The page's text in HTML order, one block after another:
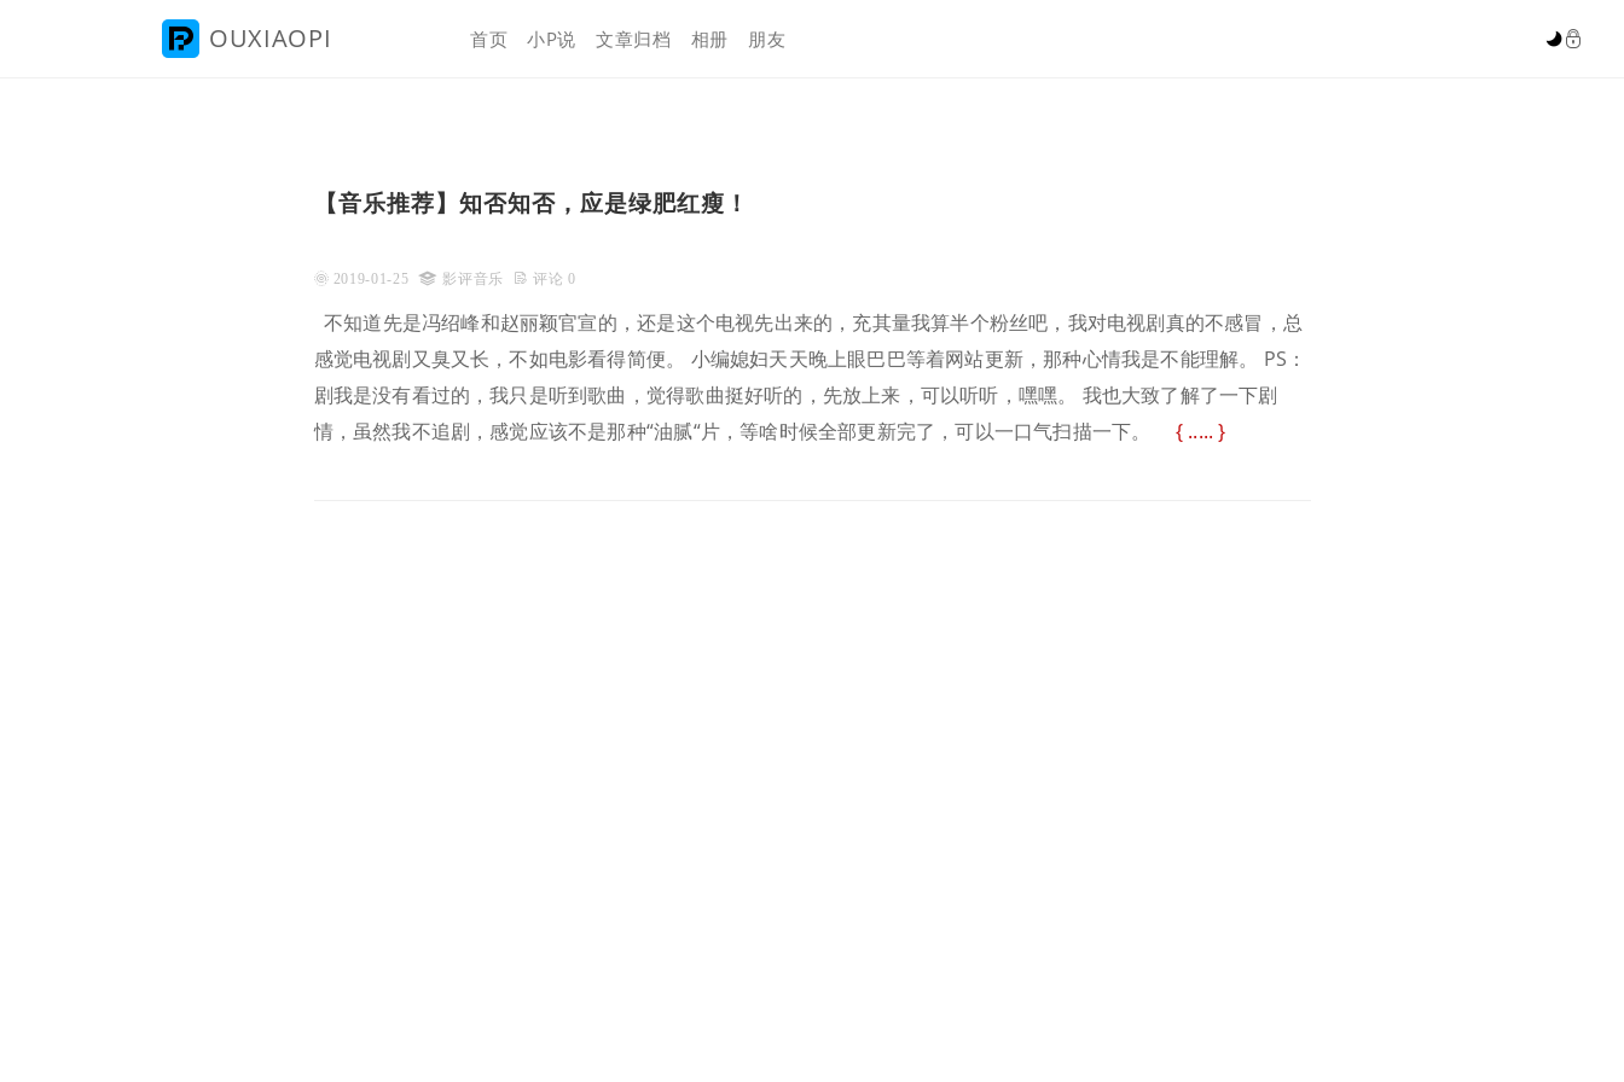
 OUXIAOPI 首页 小P说 文章归档 相册 朋友 
【音乐推荐】知否知否，应是绿肥红瘦！
 2019-01-25  影评音乐  评论 0
不知道先是冯绍峰和赵丽颖官宣的，还是这个电视先出来的，充其量我算半个粉丝吧，我对电视剧真的不感冒，总
感觉电视剧又臭又长，不如电影看得简便。 小编媳妇天天晚上眼巴巴等着网站更新，那种心情我是不能理解。 PS：
剧我是没有看过的，我只是听到歌曲，觉得歌曲挺好听的，先放上来，可以听听，嘿嘿。 我也大致了解了一下剧
情，虽然我不追剧，感觉应该不是那种“油腻“片，等啥时候全部更新完了，可以一口气扫描一下。
.....